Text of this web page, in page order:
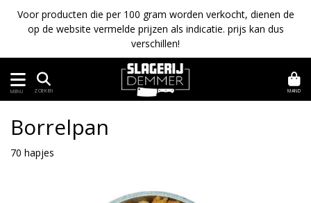
Voor producten die per 100 gram worden verkocht, dienen de
op de website vermelde prijzen als indicatie. prijs kan dus
verschillen!
MENU ZOEKEN MAND
Borrelpan
70 hapjes